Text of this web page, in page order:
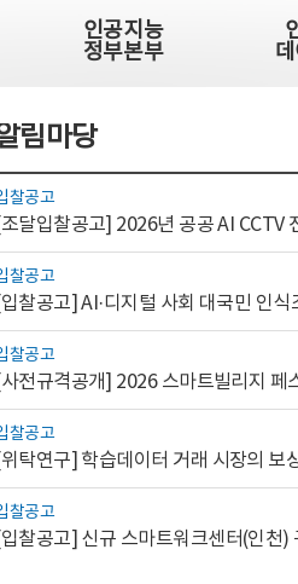
인공지능
정부본부
더보기
림마당
찰공고
찰공고
찰공고] AI·디지털 사회 대국민 인식
찰공고
전규격공개] 2026 스마트빌리지 페
찰공고
찰공고
찰공고] 신규 스마트워크센터(인천)